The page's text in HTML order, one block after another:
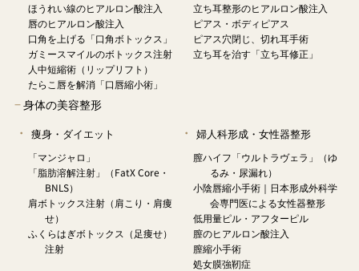
ほうれい線のヒアルロン酸注入
唇のヒアルロン酸注入
口角を上げる「口角ボトックス」
ガミースマイルのボトックス注射
人中短縮術（リップリフト）
たらこ唇を解消「口唇縮小術」
立ち耳整形のヒアルロン酸注入
ピアス・ボディピアス
ピアス穴閉じ、切れ耳手術
立ち耳を治す「立ち耳修正」
−身体の美容整形
痩身・ダイエット
「マンジャロ」
「脂肪溶解注射」（FatX Core・
BNLS）
肩ボトックス注射（肩こり・肩痩
せ）
ふくらはぎボトックス（足痩せ）
注射
婦人科形成・女性器整形
膣ハイフ「ウルトラヴェラ」（ゆ
るみ・尿漏れ）
小陰唇縮小手術｜日本形成外科学
会専門医による女性器整形
低用量ピル・アフターピル
膣のヒアルロン酸注入
膣縮小手術
処女膜強靭症